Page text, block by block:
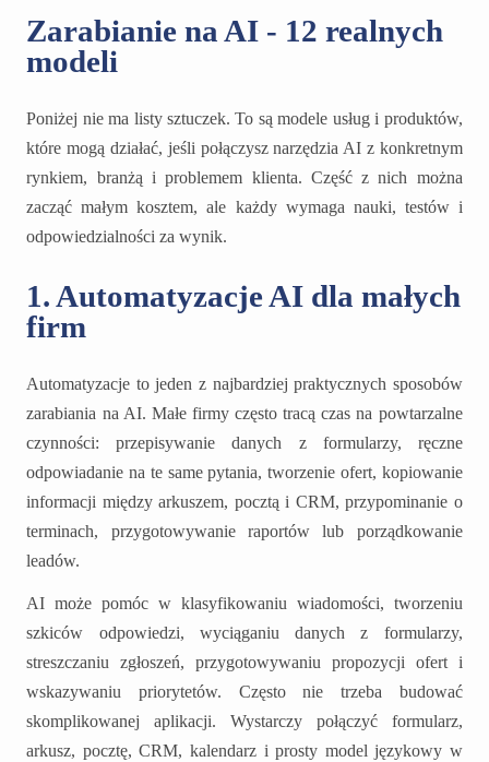
Zarabianie na AI - 12 realnych
modeli
Poniżej nie ma listy sztuczek. To są modele usług i produktów,
które mogą działać, jeśli połączysz narzędzia AI z konkretnym
rynkiem, branżą i problemem klienta. Część z nich można
zacząć małym kosztem, ale każdy wymaga nauki, testów i
odpowiedzialności za wynik.
1. Automatyzacje AI dla małych
firm
Automatyzacje to jeden z najbardziej praktycznych sposobów
zarabiania na AI. Małe firmy często tracą czas na powtarzalne
czynności: przepisywanie danych z formularzy, ręczne
odpowiadanie na te same pytania, tworzenie ofert, kopiowanie
informacji między arkuszem, pocztą i CRM, przypominanie o
terminach, przygotowywanie raportów lub porządkowanie
leadów.
AI może pomóc w klasyfikowaniu wiadomości, tworzeniu
szkiców odpowiedzi, wyciąganiu danych z formularzy,
streszczaniu zgłoszeń, przygotowywaniu propozycji ofert i
wskazywaniu priorytetów. Często nie trzeba budować
skomplikowanej aplikacji. Wystarczy połączyć formularz,
arkusz, pocztę, CRM, kalendarz i prosty model językowy w